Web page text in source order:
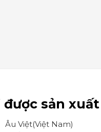
được sản
Âu Việt(Việt Nam)